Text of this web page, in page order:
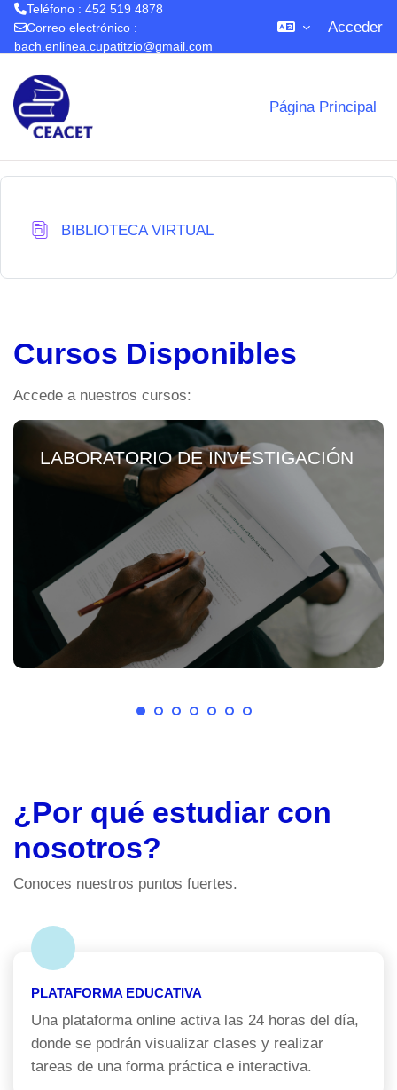
Teléfono : 452 519 4878
Correo electrónico :
bach.enlinea.cupatitzio@gmail.com
Acceder
Página Principal
BIBLIOTECA VIRTUAL
Cursos Disponibles
Accede a nuestros cursos:
LABORATORIO DE INVESTIGACIÓN
¿Por qué estudiar con
nosotros?
Conoces nuestros puntos fuertes.
PLATAFORMA EDUCATIVA
Una plataforma online activa las 24 horas del día,
donde se podrán visualizar clases y realizar
tareas de una forma práctica e interactiva.